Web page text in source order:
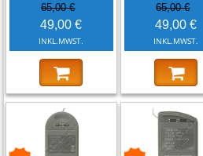
65,00 €
49,00 €
INKL.MWST.
65,00 €
49,00 €
INKL.MWST.